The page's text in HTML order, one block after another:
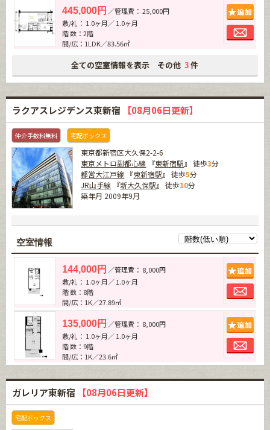
445,000円 ／管理費： 25,000円
敷/礼： 1.0ヶ月／ 1.0ヶ月
階 数：2階
間/広：1LDK／83.56㎡
全ての空室情報を表示 その他 3 件
ラクアスレジデンス東新宿 【08月06日更新】
仲介手数料無料 宅配ボックス
東京都新宿区大久保2-2-6
東京メトロ副都心線 『東新宿駅』 徒歩3分
都営大江戸線 『東新宿駅』 徒歩5分
JR山手線 『新大久保駅』 徒歩10分
築年月 2009年9月
空室情報
144,000円 ／管理費： 8,000円
敷/礼： 1.0ヶ月／ 1.0ヶ月
階 数：8階
間/広：1K／27.89㎡
135,000円 ／管理費： 8,000円
敷/礼： 1.0ヶ月／ 1.0ヶ月
階 数：9階
間/広：1K／23.6㎡
ガレリア東新宿 【08月06日更新】
宅配ボックス